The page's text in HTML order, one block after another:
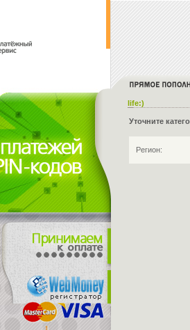
life:)
Уточните
Регион: